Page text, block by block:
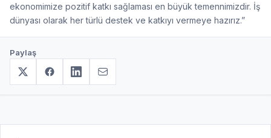
ekonomimize pozitif katkı sağlaması en büyük temennimizdir. İş
dünyası olarak her türlü destek ve katkıyı vermeye hazırız.”
Paylaş